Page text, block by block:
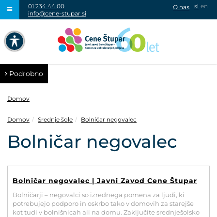
NAVIGACIJA PREKO TIPKOVNICE
01 234 44 00
info@cene-stupar.si
sl en
O nas
Podrobno
Domov
Domov Srednje šole Bolničar negovalec
Bolničar negovalec
Bolničar negovalec | Javni Zavod Cene Štupar
Bolničarji – negovalci so izrednega pomena za ljudi, ki
potrebujejo podporo in oskrbo tako v domovih za starejše
kot tudi v bolnišnicah ali na domu. Zaključite srednješolsko